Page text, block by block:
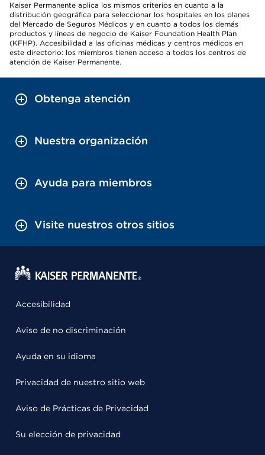
Kaiser Permanente aplica los mismos criterios en cuanto a la
distribución geográfica para seleccionar los hospitales en los planes
del Mercado de Seguros Médicos y en cuanto a todos los demás
productos y líneas de negocio de Kaiser Foundation Health Plan
(KFHP). Accesibilidad a las oficinas médicas y centros médicos en
este directorio: los miembros tienen acceso a todos los centros de
atención de Kaiser Permanente.
Obtenga atención
Nuestra organización
Ayuda para miembros
Visite nuestros otros sitios
Accesibilidad
Aviso de no discriminación
Ayuda en su idioma
Privacidad de nuestro sitio web
Aviso de Prácticas de Privacidad
Su elección de privacidad